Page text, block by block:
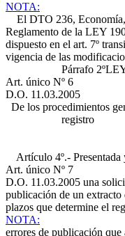
NOTA:
El DTO 236,
Reglamento de la LEY
dispuesto en el art. 7º
vigencia de las
Párrafo 2º
Art. único Nº 6
D.O. 11.03.2005
De los procedimientos
registro
Artículo 4º.- Presentada
Art. único Nº 7
D.O. 11.03.2005 una
publicación de un
plazos que determine el
NOTA:
errores de publicación